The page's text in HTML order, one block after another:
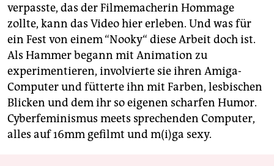
verpasste, das der Filmemacherin Hommage
zollte, kann das Video hier erleben. Und was für
ein Fest von einem “Nooky“ diese Arbeit doch ist.
Als Hammer begann mit Animation zu
experimentieren, involvierte sie ihren Amiga-
Computer und fütterte ihn mit Farben, lesbischen
Blicken und dem ihr so eigenen scharfen Humor.
Cyberfeminismus meets sprechenden Computer,
alles auf 16mm gefilmt und m(i)ga sexy.